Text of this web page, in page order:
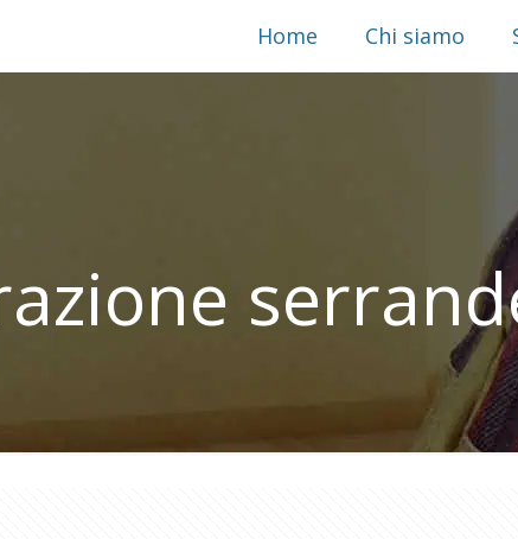
Home Chi siamo